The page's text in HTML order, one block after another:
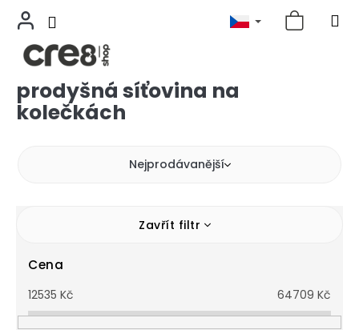
Přejít
obsah
prodyšná síťovina na
kolečkách
Nejprodávanější
Zavřít filtr
Cena
12535 Kč 64709 Kč